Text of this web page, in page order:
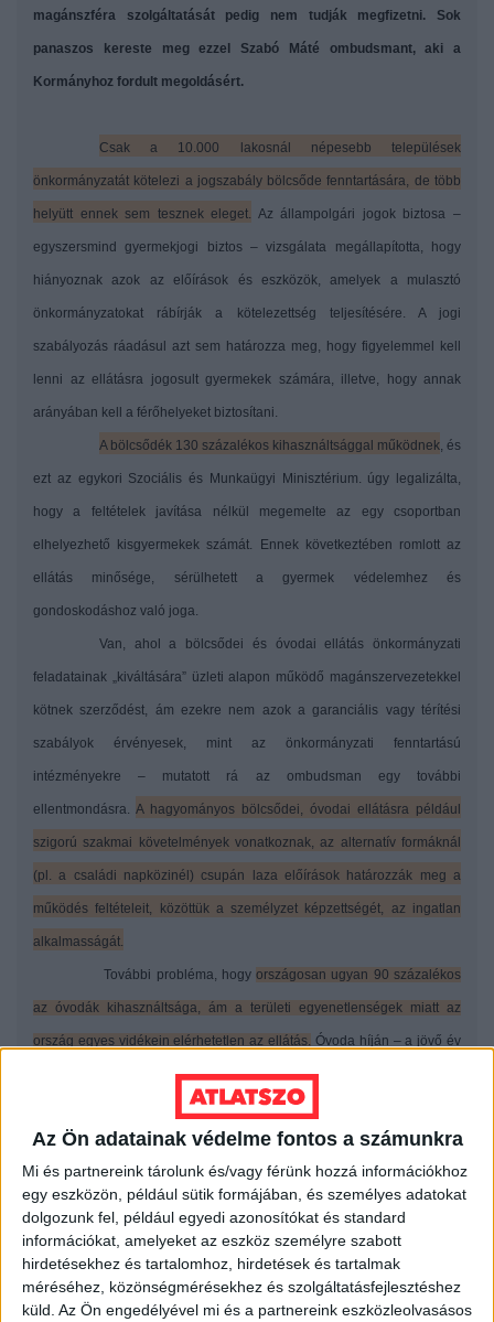
Az Ön adatainak védelme fontos a számunkra
Mi és partnereink tárolunk és/vagy férünk hozzá információkhoz
egy eszközön, például sütik formájában, és személyes adatokat
dolgozunk fel, például egyedi azonosítókat és standard
információkat, amelyeket az eszköz személyre szabott
hirdetésekhez és tartalomhoz, hirdetések és tartalmak
méréséhez, közönségmérésekhez és szolgáltatásfejlesztéshez
küld. Az Ön engedélyével mi és a partnereink eszközleolvasásos
magánszféra szolgáltatását pedig nem tudják megfizetni. Sok
panaszos kereste meg ezzel Szabó Máté ombudsmant, aki a
Kormányhoz fordult megoldásért.
Csak a 10.000 lakosnál népesebb települések
önkormányzatát kötelezi a jogszabály bölcsőde fenntartására, de több
helyütt ennek sem tesznek eleget. Az állampolgári jogok biztosa –
egyszersmind gyermekjogi biztos – vizsgálata megállapította, hogy
hiányoznak azok az előírások és eszközök, amelyek a mulasztó
önkormányzatokat rábírják a kötelezettség teljesítésére. A jogi
szabályozás ráadásul azt sem határozza meg, hogy figyelemmel kell
lenni az ellátásra jogosult gyermekek számára, illetve, hogy annak
arányában kell a férőhelyeket biztosítani.
A bölcsődék 130 százalékos kihasználtsággal működnek, és
ezt az egykori Szociális és Munkaügyi Minisztérium. úgy legalizálta,
hogy a feltételek javítása nélkül megemelte az egy csoportban
elhelyezhető kisgyermekek számát. Ennek következtében romlott az
ellátás minősége, sérülhetett a gyermek védelemhez és
gondoskodáshoz való joga.
Van, ahol a bölcsődei és óvodai ellátás önkormányzati
feladatainak „kiváltására” üzleti alapon működő magánszervezetekkel
kötnek szerződést, ám ezekre nem azok a garanciális vagy térítési
szabályok érvényesek, mint az önkormányzati fenntartású
intézményekre – mutatott rá az ombudsman egy további
ellentmondásra. A hagyományos bölcsődei, óvodai ellátásra például
szigorú szakmai követelmények vonatkoznak, az alternatív formáknál
(pl. a családi napközinél) csupán laza előírások határozzák meg a
működés feltételeit, közöttük a személyzet képzettségét, az ingatlan
alkalmasságát.
További probléma, hogyországosan ugyan 90 százalékos
az óvodák kihasználtsága, ám a területi egyenetlenségek miatt az
ország egyes vidékein elérhetetlen az ellátás. Óvoda híján – a jövő év
végéig – a családi napközi, vagy házi gyermekfelügyelet jelenthetne
megoldást, ám itt is tapasztalható az ellátás területi egyenetlensége: a
családi napközik több mint 43% százaléka a Közép-magyarországi
régióban található. A családi napközi szolgáltatás további problémája
az, hogy csak kevesen kötöttek feladat-ellátási szerződést az
önkormányzatokkal. Ahol nincs ilyen szerződés, ott magas a térítési díj,
amit a szociálisan rászoruló gyermekek szülei nem tudnak megfizetni.
Vizsgálata nyomán Szabó Máté ombudsman felkérte a